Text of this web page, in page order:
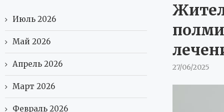
27/06/2025
Июль 2026
Май 2026
Апрель 2026
Март 2026
Февраль 2026